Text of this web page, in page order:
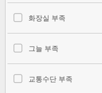
화장실 부족
그늘 부족
교통수단 부족